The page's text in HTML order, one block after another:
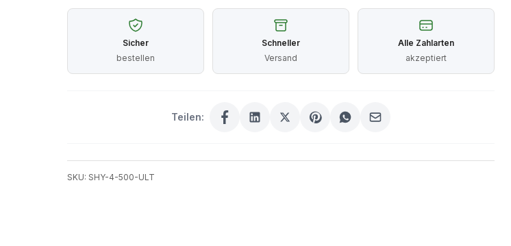
Sicher
bestellen
Schneller
Versand
Alle Zahlarten
akzeptiert
Teilen:
SKU: SHY-4-500-ULT